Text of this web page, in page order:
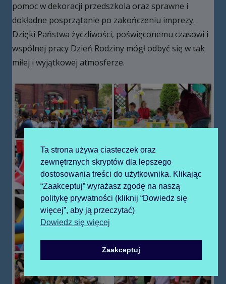
pomoc w dekoracji przedszkola oraz sprawne i
dokładne posprzątanie po zakończeniu imprezy.
Dzięki Państwa życzliwości, poświęconemu czasowi i
wspólnej pracy Dzień Rodziny mógł odbyć się w tak
miłej i wyjątkowej atmosferze.
Ta strona używa ciasteczek oraz
zewnętrznych skryptów dla lepszego
dostosowania treści do użytkownika. Klikając
“Zaakceptuj” wyrażasz zgodę na naszą
politykę prywatności (kliknij “Dowiedz się
więcej”, aby ją przeczytać)
Dowiedz się więcej
Zaakceptuj